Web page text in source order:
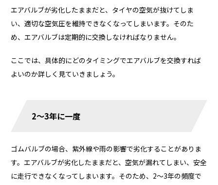
エアバルブが劣化したままだと、タイヤの空気が抜けてしま
い、適切な空気圧を維持できなくなってしまいます。そのた
め、エアバルブは定期的に交換しなければなりません。
ここでは、具体的にどのタイミングでエアバルブを交換すれば
よいのか詳しく見ていきましょう。
2～3年に一度
ゴムバルブの場合、紫外線や雨の影響で劣化することがありま
す。エアバルブが劣化したままだと、空気が漏れてしまい、安全
に走行できなくなってしまいます。そのため、2～3年の頻度で